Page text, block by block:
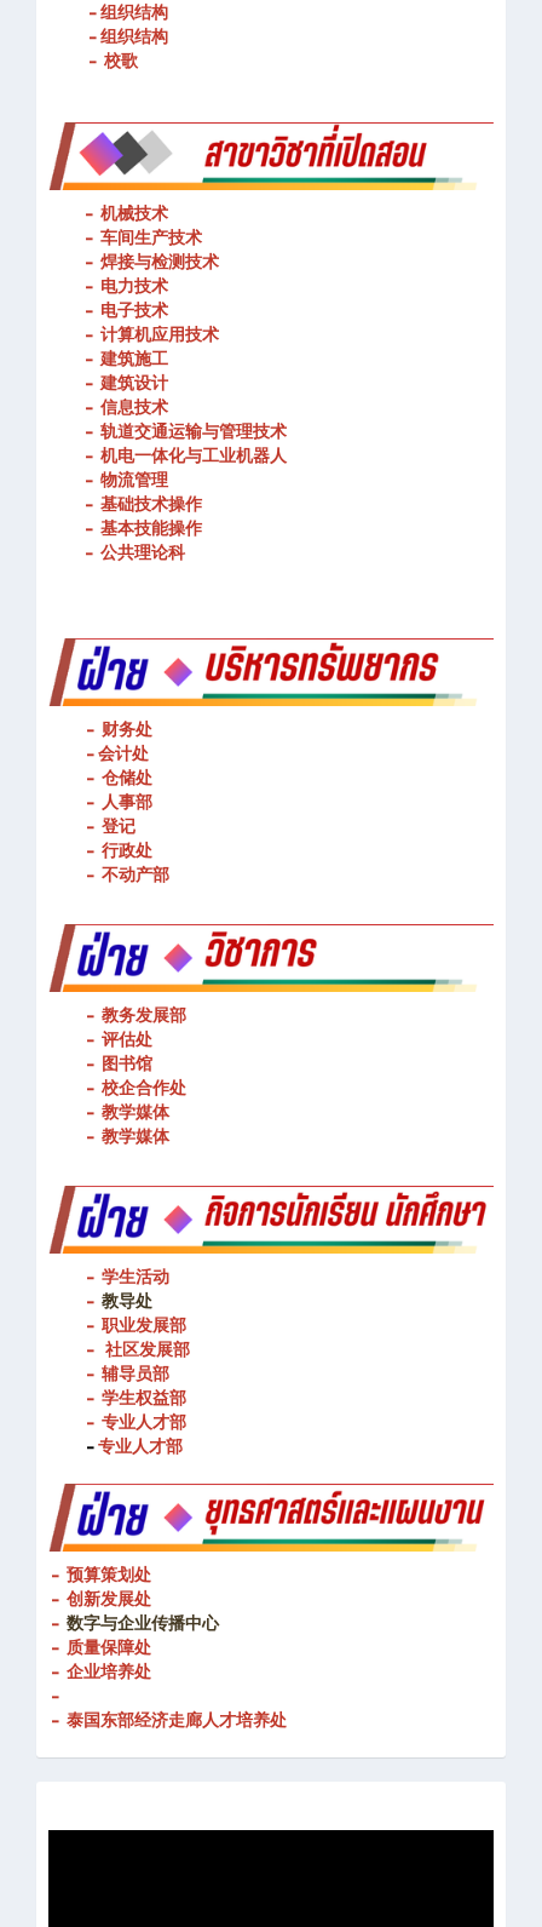
- 春武里技术学院的宗旨和理念
- 组织结构
- 组织结构
- 机械技术
- 车间生产技术
- 焊接与检测技术
- 电力技术
- 电子技术
-计算机应用技术
-建筑施工
- 建筑设计
- 信息技术
- 轨道交通运输与管理技术
- 机电一体化与工业机器人
- 物流管理
- 基础技术操作
- 基本技能操作
- 财务处
- 会计处
- 仓储处
- 人事部
- 登记
- 行政处
- 教务发展部
- 评估处
- 图书馆
- 校企合作处
- 教学媒体
- 学生活动
- 教导处
- 职业发展部
-社区发展部
- 辅导员部
- 学生权益部
- 专业人才部
-专业人才部
- 预算策划处
- 创新发展处
- 数字与企业传播中心
- 质量保障处
- 企业培养处
-
- 泰国东部经济走廊人才培养处